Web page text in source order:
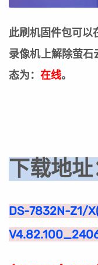
此刷机固件包可以
录像机上解除萤石
态为： 在线。
下载地址
DS-7832N-